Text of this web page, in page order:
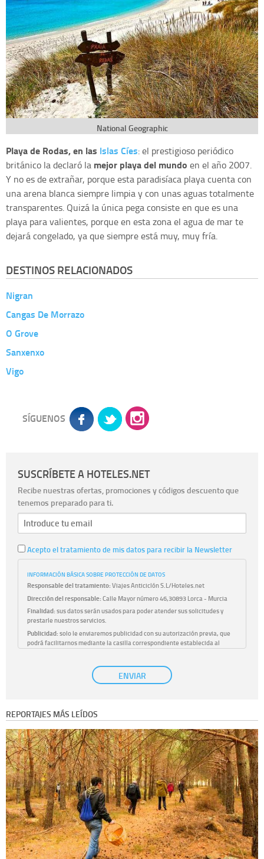
National Geographic
Playa de Rodas, en las Islas Cíes: el prestigioso periódico
británico la declaró la mejor playa del mundo en el año 2007.
Y no es de extrañar, porque esta paradisíaca playa cuenta con
una arena blanca siempre limpia y con unas aguas totalmente
transparentes. Quizá la única pega consiste en que es una
playa para valientes, porque en esta zona el agua de mar te
dejará congelado, ya que siempre está muy, muy fría.
DESTINOS RELACIONADOS
Nigran
Cangas De Morrazo
O Grove
Sanxenxo
Vigo
SÍGUENOS
SUSCRÍBETE A HOTELES.NET
Recibe nuestras ofertas, promociones y códigos descuento que
tenemos preparado para ti.
Acepto el tratamiento de mis datos para recibir la Newsletter
INFORMACIÓN BÁSICA SOBRE PROTECCIÓN DE DATOS
Responsable del tratamiento:Viajes Anticiclón S.L/Hoteles.net
Dirección del responsable:Calle Mayor número 46,30893 Lorca - Murcia
Finalidad:sus datos serán usados para poder atender sus solicitudes y
prestarle nuestros servicios.
Publicidad:solo le enviaremos publicidad con su autorización previa, que
podrá facilitarnos mediante la casilla correspondiente establecida al
únicamente trataremos sus datos con su consentimiento
previo, que podrá facilitarnos mediante la casilla correspondiente
información que le pedimos. No se comunicarán datos a terceros.
Derechos:tiene derecho a saber qué información tenemos sobre usted,
corregirla y eliminarla, tal y como se explica en la información adicional
disponible en nuestra página web.
Información complementaria:Puede consultar la información adicional y
detallada sobre cómo tratamos sus datos en lapolítica de privacidad
ENVIAR
REPORTAJES MÁS LEÍDOS